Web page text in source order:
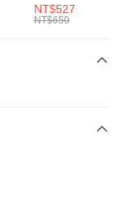
「AFTEE先享後付」
BA5871010
NT$527
NT$650